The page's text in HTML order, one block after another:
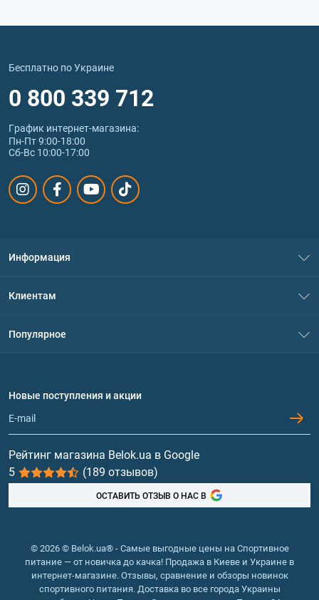
Бесплатно по Украине
0 800 339 712
График интернет‑магазина:
Пн-Пт 9:00-18:00
Сб-Вс 10:00-17:00
Информация
Политика конфиденциальности
Обмен и возврат
Клиентам
Популярное
Протеин
Гейнеры
Витамины и минералы
Рыбий жир, жирные кислоты
Новые поступления и акции
Рейтинг магазина Belok.ua в Google
5
(189 отзывов)
ОСТАВИТЬ ОТЗЫВ О НАС В
© 2026 © Belok.ua® - Самые выгодные цены на Спортивное
питание — от новичка до качка! Продажа в Киеве и Украине в
интернет-магазине. Отзывы, сравнение и обзоры новинок
спортивного питания. Доставка во все города Украины